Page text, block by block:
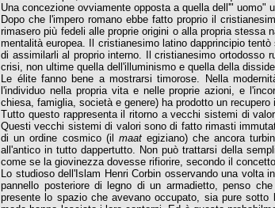
Una concezione ovviamente opposta a quella dell'" uomo"
Dopo che l'impero romano ebbe fatto proprio il
rimasero più fedeli alle proprie origini o alla propria stessa
mentalità europea. Il cristianesimo latino dapprincipio
di assimilarli al proprio interno. Il cristianesimo ortodosso
crisi, non ultime quella dell'illuminismo e quella della
Le élite fanno bene a mostrarsi timorose. Nella
l'individuo nella propria vita e nelle proprie azioni, e
chiesa, famiglia, società e genere) ha prodotto un
Tutto questo rappresenta il ritorno a vecchi sistemi di
Questi vecchi sistemi di valori sono di fatto rimasti
di un ordine cosmico (il maategiziano) che ancora
all'antico in tutto dappertutto. Non può trattarsi della
come se la giovinezza dovesse rifiorire, secondo il
Lo studioso dell'Islam Henri Corbin osservando una volta
pannello posteriore di legno di un armadietto, penso
presente lo spazio che avevano occupato, sia pure